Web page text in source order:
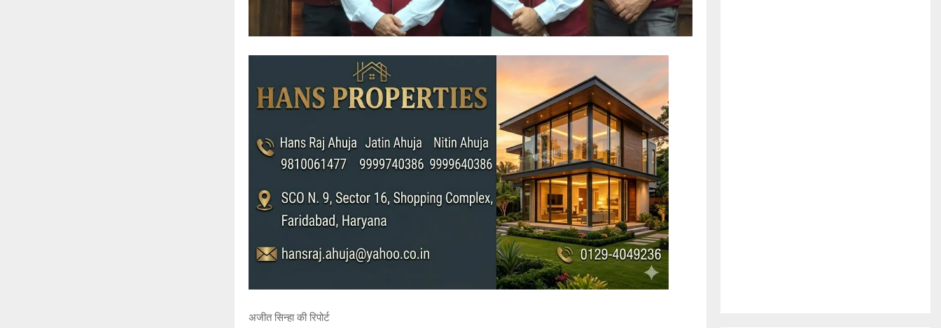
अजीत सिन्हा की रिपोर्ट